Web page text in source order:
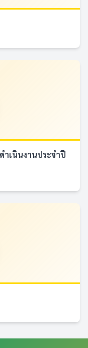
ำเนินงานประจำปี